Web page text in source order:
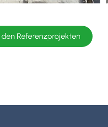
den Referenzprojekten